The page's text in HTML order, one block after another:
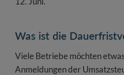
Was ist die
Viele Betriebe möchten
Anmeldungen der